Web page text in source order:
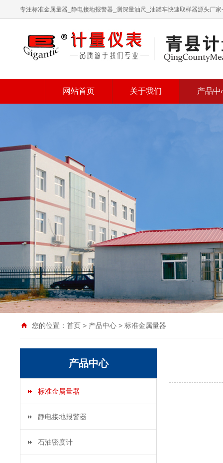
专注标准金属量器_静电接地报警器_测深量油尺_油罐车快速取样器源头厂
网站首页 关于我们 产品中
您的位置： 首页 > 产品中心 > 标准金属量器
产品中心
标准金属量器
静电接地报警器
石油密度计